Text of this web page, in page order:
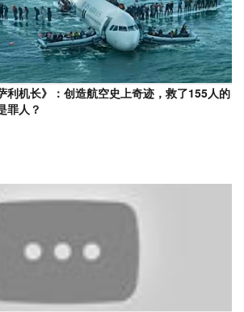
利机长》：创造航空史上奇迹，救了155人的
罪人？